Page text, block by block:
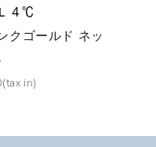
４℃
クゴールド ネッ
in)